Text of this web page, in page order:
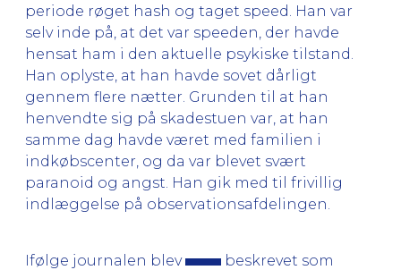
periode røget hash og taget speed. Han var
selv inde på, at det var speeden, der havde
hensat ham i den aktuelle psykiske tilstand.
Han oplyste, at han havde sovet dårligt
gennem flere nætter. Grunden til at han
henvendte sig på skadestuen var, at han
samme dag havde været med familien i
indkøbscenter, og da var blevet svært
paranoid og angst. Han gik med til frivillig
indlæggelse på observationsafdelingen.
Ifølge journalen blev
beskrevet som